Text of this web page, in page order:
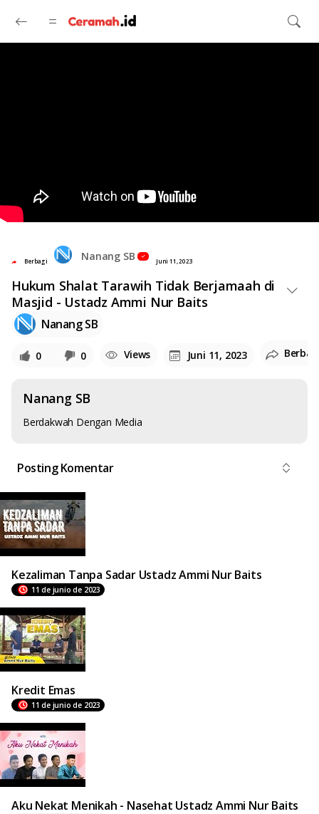
Langsung ke konten utama
Berbagi Nanang SB Juni 11, 2023
Hukum Shalat Tarawih Tidak Berjamaah di
Masjid - Ustadz Ammi Nur Baits
Nanang SB
0 0 Views Juni 11, 2023
Nanang SB
Berdakwah Dengan Media
Posting Komentar
Kezaliman Tanpa Sadar Ustadz Ammi Nur Baits
11 de junio de 2023
Kredit Emas
11 de junio de 2023
Aku Nekat Menikah - Nasehat Ustadz Ammi Nur Baits